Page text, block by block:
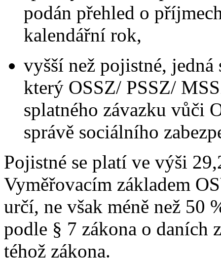
podán přehled o
kalendářní rok,
vyšší než pojistné,
který OSSZ/ PSSZ/
splatného závazku vůči
správě sociálního
Pojistné se platí ve výši
Vyměřovacím základem
určí, ne však méně než 50
podle § 7 zákona o daních
téhož zákona.